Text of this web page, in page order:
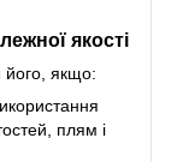
якості
його, якщо:
плям і